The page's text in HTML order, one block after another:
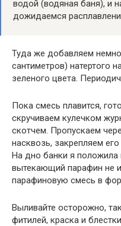
водой (водяная баня), и
дожидаемся
Туда же добавляем
сантиметров) натертого
зеленого цвета.
Пока смесь плавится,
скручиваем кулечком
скотчем. Пропускаем
насквозь, закрепляем
На дно банки я положила
вытекающий парафин не
парафиновую смесь в
Выливайте осторожно,
фитилей, краска и